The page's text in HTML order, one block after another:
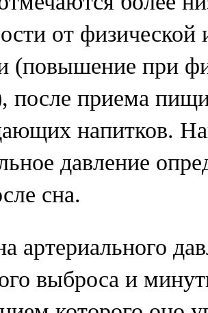
от физической
(повышение при
после приема
напитков.
давление
сна.
артериального
выброса и